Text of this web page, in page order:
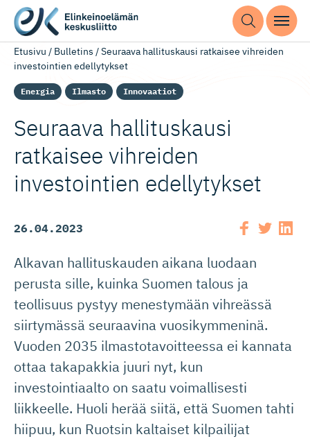
Etusivu / Bulletins /Seuraava hallituskausi ratkaisee vihreiden
investointien edellytykset
Energia Ilmasto Innovaatiot
Seuraava hallituskausi
ratkaisee vihreiden
investointien edellytykset
26.04.2023
Alkavan hallituskauden aikana luodaan
perusta sille, kuinka Suomen talous ja
teollisuus pystyy menestymään vihreässä
siirtymässä seuraavina vuosikymmeninä.
Vuoden 2035 ilmastotavoitteessa ei kannata
ottaa takapakkia juuri nyt, kun
investointiaalto on saatu voimallisesti
liikkeelle. Huoli herää siitä, että Suomen tahti
hiipuu, kun Ruotsin kaltaiset kilpailijat